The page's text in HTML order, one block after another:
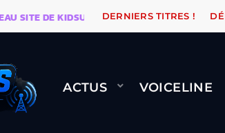
DE KIDSUNE WARÉTRO
DERNIERS TITRES !
ACTUS VOICELINE